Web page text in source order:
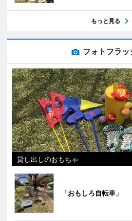
もっと見る
フォトフラッ
貸し出しのおもちゃ
「おもしろ自転車」